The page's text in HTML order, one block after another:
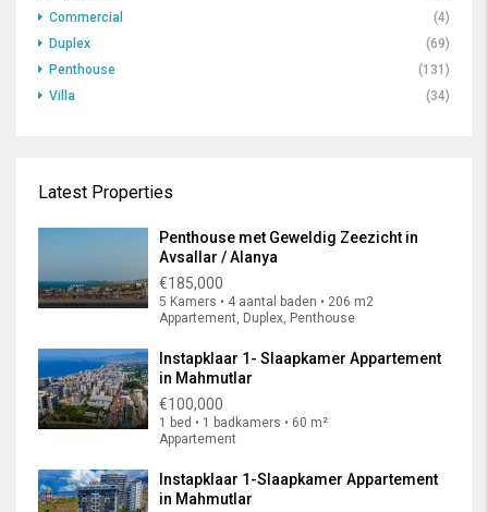
Commercial
(4)
Duplex
(69)
Penthouse
(131)
Villa
(34)
Latest Properties
Penthouse met Geweldig Zeezicht in
Avsallar / Alanya
€185,000
5 Kamers • 4 aantal baden • 206 m2
Appartement, Duplex, Penthouse
Instapklaar 1- Slaapkamer Appartement
in Mahmutlar
€100,000
1 bed • 1 badkamers • 60 m²
Appartement
Instapklaar 1-Slaapkamer Appartement
in Mahmutlar